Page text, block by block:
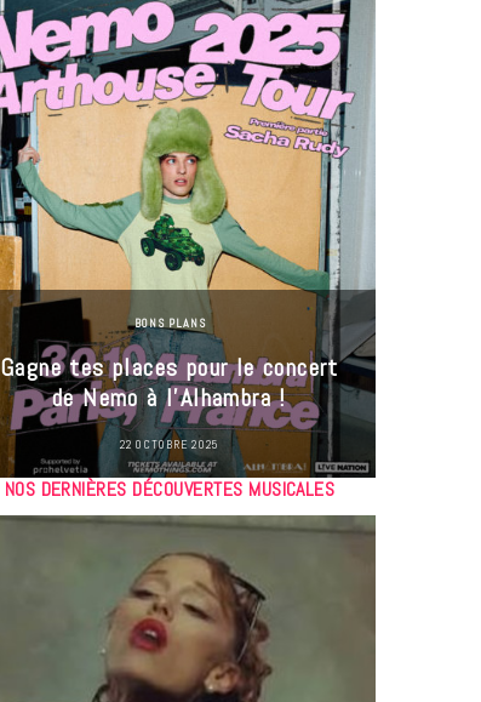
BONS PLANS
Gagne tes places pour le concert
de Nemo à l’Alhambra !
22 OCTOBRE 2025
NOS DERNIÈRES DÉCOUVERTES MUSICALES